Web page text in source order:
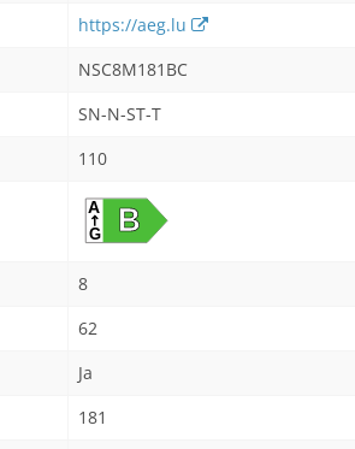
https://aeg.lu
NSC8M181BC
SN-N-ST-T
110
8
62
Ja
181